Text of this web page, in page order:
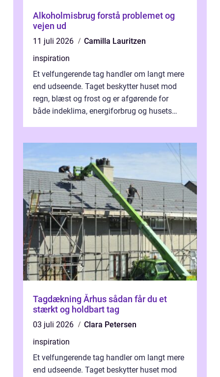
Alkoholmisbrug forstå problemet og
vejen ud
11 juli 2026
Camilla Lauritzen
inspiration
Et velfungerende tag handler om langt mere
end udseende. Taget beskytter huset mod
regn, blæst og frost og er afgørende for
både indeklima, energiforbrug og husets
Tagdækning Århus sådan får du et
stærkt og holdbart tag
03 juli 2026
Clara Petersen
inspiration
Et velfungerende tag handler om langt mere
end udseende. Taget beskytter huset mod